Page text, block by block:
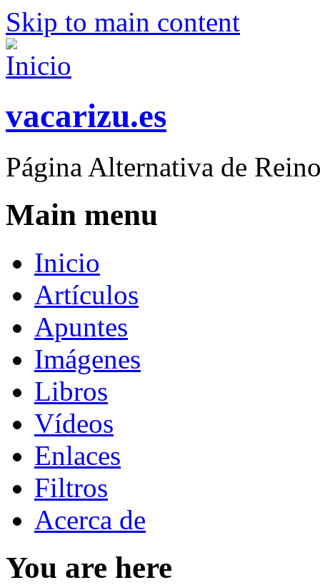
Skip to main content
vacarizu.es
Página Alternativa de
Main menu
Inicio
Artículos
Apuntes
Imágenes
Libros
Vídeos
Enlaces
Filtros
Acerca de
You are here